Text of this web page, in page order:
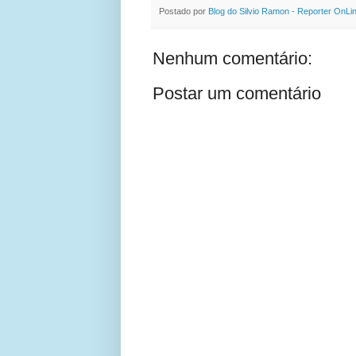
Postado por Blog do Silvio Ramon - Reporter
Nenhum comentário:
Postar um comentário